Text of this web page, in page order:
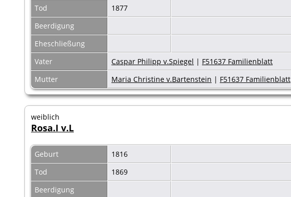
Tod
1877
Beerdigung
Eheschließung
Vater
Caspar Philipp v.Spiegel | F51637 Familienblatt
Mutter
Maria Christine v.Bartenstein | F51637 Familienblatt
weiblich
Rosa.I v.L
Geburt
1816
Tod
1869
Beerdigung